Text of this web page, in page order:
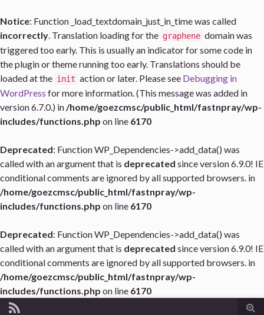
Notice: Function _load_textdomain_just_in_time was called
incorrectly. Translation loading for the graphene domain was
triggered too early. This is usually an indicator for some code in
the plugin or theme running too early. Translations should be
loaded at the init action or later. Please see Debugging in
WordPress for more information. (This message was added in
version 6.7.0.) in/home/goezcmsc/public_html/fastnpray/wp-
includes/functions.php on line 6170
Deprecated: Function WP_Dependencies->add_data() was
called with an argument that is deprecated since version 6.9.0! IE
conditional comments are ignored by all supported browsers. in
/home/goezcmsc/public_html/fastnpray/wp-
includes/functions.php on line 6170
Deprecated: Function WP_Dependencies->add_data() was
called with an argument that is deprecated since version 6.9.0! IE
conditional comments are ignored by all supported browsers. in
/home/goezcmsc/public_html/fastnpray/wp-
includes/functions.php on line 6170